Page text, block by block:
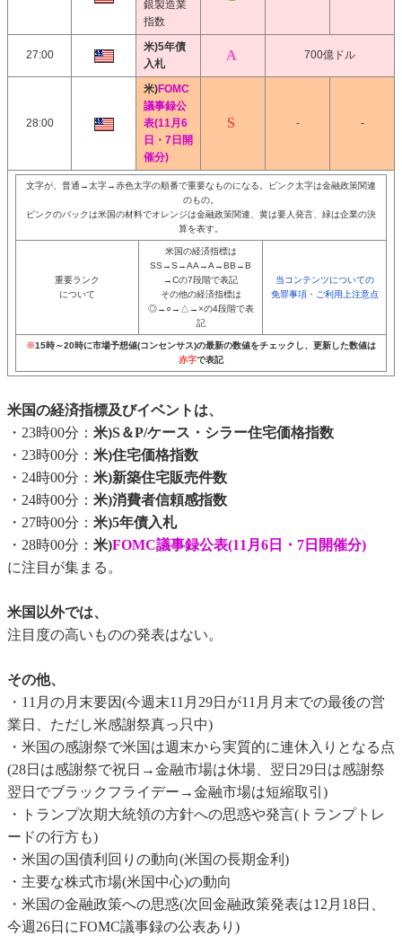
銀製造業
指数
27:00
米)5年債
入札
700億ドル
28:00
米)FOMC
議事録公
表(11月6
日・7日開
催分)
- -
文字が、普通→太字→赤色太字の順番で重要なものになる。ピンク太字は金融政策関連
のもの。
ピンクのバックは米国の材料でオレンジは金融政策関連、黄は要人発言、緑は企業の決
算を表す。
重要ランク
について
米国の経済指標は
SS→S→AA→A→BB→B
→Cの7段階で表記
その他の経済指標は
◎→○→△→×の4段階で表
記
当コンテンツについての
免罪事項・ご利用上注意点
※15時～20時に市場予想値(コンセンサス)の最新の数値をチェックし、更新した数値は
赤字で表記
米国の経済指標及びイベントは、
・23時00分： 米)S＆P/ケース・シラー住宅価格指数
・23時00分： 米)住宅価格指数
・24時00分： 米)新築住宅販売件数
・24時00分： 米)消費者信頼感指数
・27時00分： 米)5年債入札
・28時00分： 米)FOMC議事録公表(11月6日・7日開催分)
に注目が集まる。
米国以外では、
注目度の高いものの発表はない。
その他、
・11月の月末要因(今週末11月29日が11月月末での最後の営
業日、ただし米感謝祭真っ只中)
・米国の感謝祭で米国は週末から実質的に連休入りとなる点
(28日は感謝祭で祝日→金融市場は休場、翌日29日は感謝祭
翌日でブラックフライデー→金融市場は短縮取引)
・トランプ次期大統領の方針への思惑や発言(トランプトレ
ードの行方も)
・米国の国債利回りの動向(米国の長期金利)
・主要な株式市場(米国中心)の動向
・米国の金融政策への思惑(次回金融政策発表は12月18日、
今週26日にFOMC議事録の公表あり)